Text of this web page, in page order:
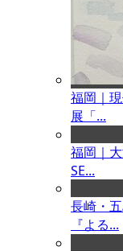
福岡｜
展「...
福岡｜
SE...
長崎・
『よる...